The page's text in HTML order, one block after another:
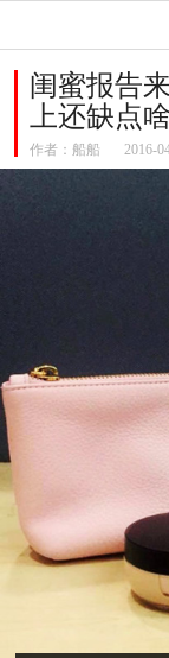
闺蜜报告
上还缺点
作者： 船船 2016-